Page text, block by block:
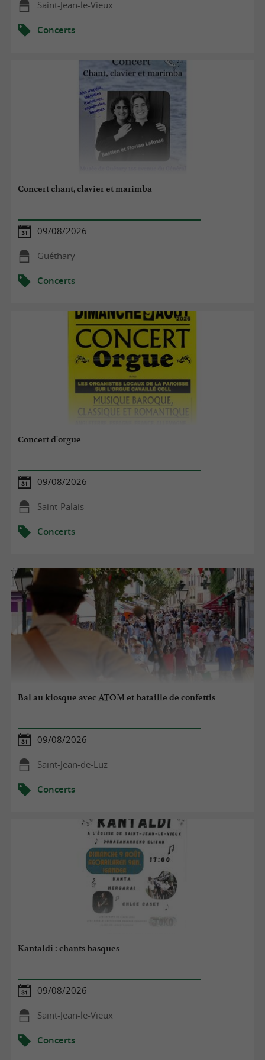
Saint-Jean-le-Vieux
Concerts
Concert chant, clavier et marimba
09/08/2026
Guéthary
Concerts
Concert d'orgue
09/08/2026
Saint-Palais
Concerts
Bal au kiosque avec ATOM et bataille de confettis
09/08/2026
Saint-Jean-de-Luz
Concerts
Kantaldi : chants basques
09/08/2026
Saint-Jean-le-Vieux
Concerts